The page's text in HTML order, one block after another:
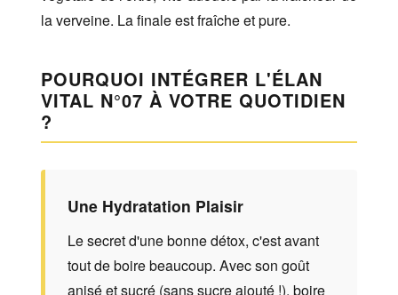
la verveine. La finale est fraîche et pure.
POURQUOI INTÉGRER L'ÉLAN
VITAL N°07 À VOTRE QUOTIDIEN
?
Une Hydratation Plaisir
Le secret d'une bonne détox, c'est avant
tout de boire beaucoup. Avec son goût
anisé et sucré (sans sucre ajouté !), boire